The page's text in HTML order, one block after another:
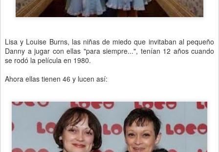
Lisa y Louise Burns, las niñas de miedo que invitaban al pequeño
Danny a jugar con ellas "para siempre...", tenían 12 años cuando
se rodó la película en 1980.
Ahora ellas tienen 46 y lucen así: